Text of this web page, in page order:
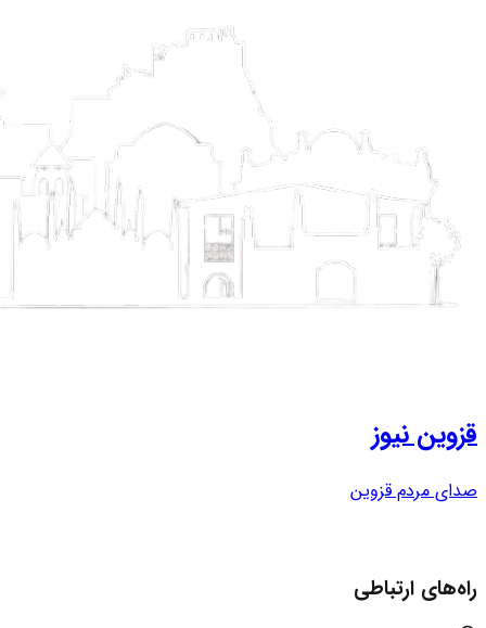
قزوین نیوز
صدای مردم قزوین
راه‌های ارتباطی